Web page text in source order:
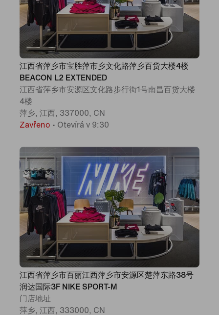
江西省萍乡市宝胜萍市乡文化路萍乡百货大楼4楼
BEACON L2 EXTENDED
江西省萍乡市安源区文化路步行街1号南昌百货大楼
4楼
萍乡, 江西, 337000, CN
Zavřeno • Otevírá v 9:30
江西省萍乡市百丽江西萍乡市安源区楚萍东路38号
润达国际3F NIKE SPORT-M
门店地址
萍乡, 江西, 333000, CN